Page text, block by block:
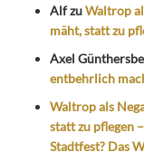
AlfzuWaltrop
mäht, statt zu
Axel
entbehrlich
Waltrop als
statt zu pflegen
Stadtfest? Das